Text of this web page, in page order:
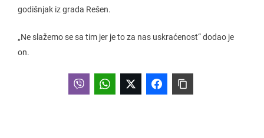
godišnjak iz grada Rešen.
„Ne slažemo se sa tim jer je to za nas uskraćenost“ dodao je
on.